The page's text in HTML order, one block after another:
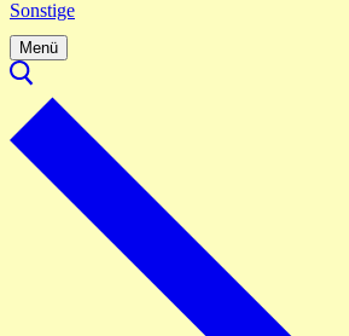
Sonstige
Menü